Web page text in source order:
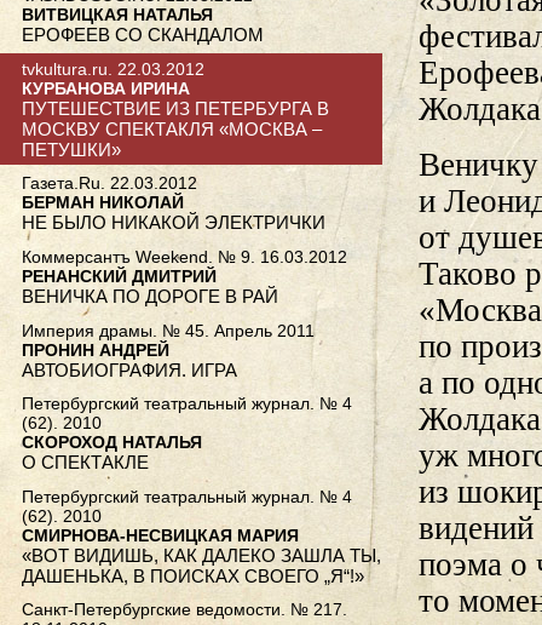
и
от
Таково
по
а по
уж
из
поэма о
то
ВИТВИЦКАЯ НАТАЛЬЯ
ЕРОФЕЕВ СО СКАНДАЛОМ
tvkultura.ru. 22.03.2012
КУРБАНОВА ИРИНА
ПУТЕШЕСТВИЕ ИЗ ПЕТЕРБУРГА В
МОСКВУ СПЕКТАКЛЯ «МОСКВА –
ПЕТУШКИ»
Газета.Ru. 22.03.2012
БЕРМАН НИКОЛАЙ
НЕ БЫЛО НИКАКОЙ ЭЛЕКТРИЧКИ
Коммерсантъ Weekend. № 9. 16.03.2012
РЕНАНСКИЙ ДМИТРИЙ
ВЕНИЧКА ПО ДОРОГЕ В РАЙ
Империя драмы. № 45. Апрель 2011
ПРОНИН АНДРЕЙ
АВТОБИОГРАФИЯ. ИГРА
Петербургский театральный журнал. № 4
(62). 2010
СКОРОХОД НАТАЛЬЯ
О СПЕКТАКЛЕ
Петербургский театральный журнал. № 4
(62). 2010
СМИРНОВА-НЕСВИЦКАЯ МАРИЯ
«ВОТ ВИДИШЬ, КАК ДАЛЕКО ЗАШЛА ТЫ,
ДАШЕНЬКА, В ПОИСКАХ СВОЕГО „Я“!»
Санкт-Петербургские ведомости. № 217.